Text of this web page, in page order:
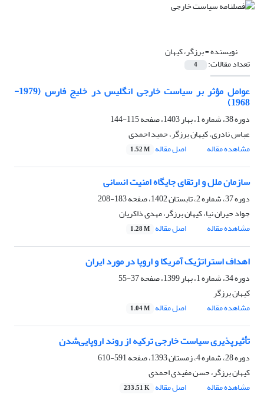
نویسنده =برزگر، کیهان
تعداد مقالات: 4
عوامل مؤثر بر سیاست خارجی انگلیس در خلیج فارس (1979-
1968)
دوره 38، شماره 1، بهار 1403، صفحه
115-144
عباس نادری، کیهان برزگر، حمید احمدی
مشاهده مقاله
اصل مقاله 1.52 M
سازمان ملل و ارتقای جایگاه امنیت انسانی
دوره 37، شماره 2، تابستان 1402، صفحه
183-208
جواد حیران نیا، کیهان برزگر، مهدی ذاکریان
مشاهده مقاله
اصل مقاله 1.28 M
اهداف استراتژیک آمریکا و اروپا در مورد ایران
دوره 34، شماره 1، بهار 1399، صفحه
37-55
کیهان برزگر
مشاهده مقاله
اصل مقاله 1.04 M
تأثیرپذیری سیاست خارجی ترکیه از روند اروپایی‌شدن
دوره 28، شماره 4، زمستان 1393، صفحه
591-610
کیهان برزگر، حسن مفیدی احمدی
مشاهده مقاله
اصل مقاله 233.51 K